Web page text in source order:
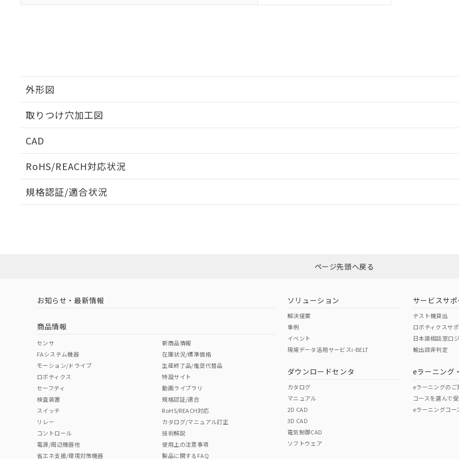
外形図
取りつけ穴加工図
CAD
RoHS/REACH対応状況
EU RoHS 注意事項・凡例
ダウンロードはこちら
中国 RoHS 注意事項・凡例
中国 RoHS表
Pb Hg Cr(VI)
"対応済み"や非含有の記載がされた商品であっても、流通在庫等で未対応品が混在する可能性があります。
非含有品が必要な際は、弊社営業部門もしくは販売店へお問い合わせください。
規格認証/適合状況
ページ先頭へ戻る
お知らせ・最新情報
商品情報
センサ
FAシステム機器
モーション/ドライブ
ロボティクス
セーフティ
検査装置
スイッチ
リレー
コントロール
電源/周辺機器他
省エネ支援/環境対策機器
新商品情報
在庫状況/標準価格
生産終了品/推奨代替品
特設サイト
動画ライブラリ
規格認証/適合
RoHS/REACH対応
カタログ/マニュアル訂正
技術解説
使用上の注意事項
製品に関するFAQ
ソリューション
解決提案
事例
イベント
現場データ活用サービスi-BELT
ダウンロードセンタ
カタログ
マニュアル
2D CAD
3D CAD
電気制御CAD
ソフトウェア
サービスサポ
テスト機貸出
ロボティクスサ
日本語相談窓口
輸出該非判定
eラーニング
eラーニングのご
コースを選んで
eラーニングコー